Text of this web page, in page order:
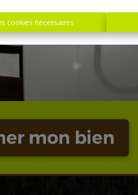
cookies nécessaires